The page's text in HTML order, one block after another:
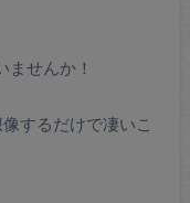
ませんか！
するだけで凄いこ